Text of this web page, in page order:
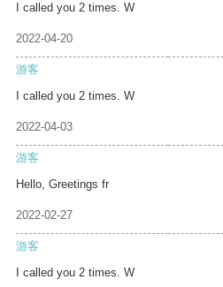
I called you 2 times. W
2022-04-20
游客
I called you 2 times. W
2022-04-03
游客
Hello, Greetings fr
2022-02-27
游客
I called you 2 times. W